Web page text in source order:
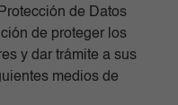
de Datos
de proteger los
y dar trámite a sus
medios de